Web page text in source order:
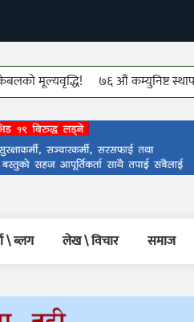
७६ औं कम्युनिष्ट स्थापना
\ ब्लग लेख \ विचार समाज